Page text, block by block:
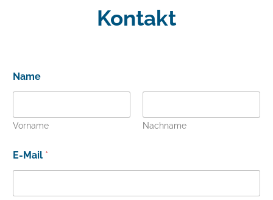
Kontakt
Name
Vorname Nachname
E-Mail *